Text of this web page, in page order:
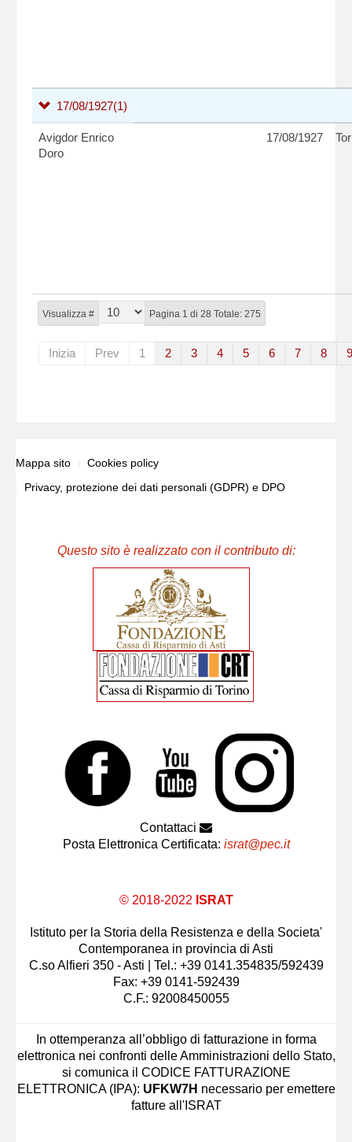
Visualizza # Pagina 1 di 28 Totale: 275
Inizia Prev 1 2 3 4 5 6 7 8 9
17/08/1927(1)
Avigdor Enrico
Doro
17/08/1927
Mappa sito
Cookies policy
Privacy, protezione dei dati personali (GDPR) e DPO
Questo sito è realizzato con il contributo di:
Contattaci
Posta Elettronica Certificata: israt@pec.it
© 2018-2022 ISRAT
Istituto per la Storia della Resistenza e della Societa'
Contemporanea in provincia di Asti
C.so Alfieri 350 - Asti | Tel.: +39 0141.354835/592439
Fax: +39 0141-592439
C.F.: 92008450055
In ottemperanza all’obbligo di fatturazione in forma
elettronica nei confronti delle Amministrazioni dello Stato,
si comunica il CODICE FATTURAZIONE
ELETTRONICA (IPA): UFKW7H necessario per emettere
fatture all'ISRAT